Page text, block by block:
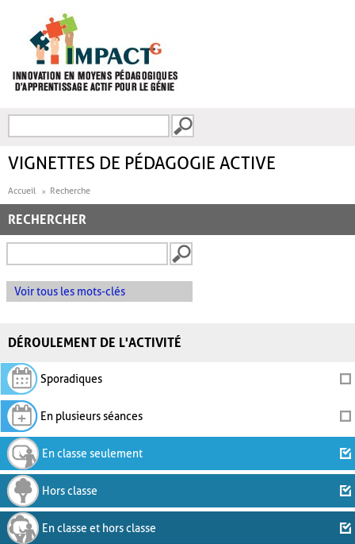
FORMULAIRE DE
VIGNETTES DE PÉDAGOGIE ACTIVE
Accueil Recherche
RECHERCHER
Voir tous les mots-clés
DÉROULEMENT DE L'ACTIVITÉ
Sporadiques
En plusieurs séances
En classe seulement
Hors classe
En classe et hors classe